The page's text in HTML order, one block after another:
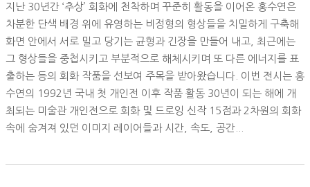
지난 30년간 ‘추상’ 회화에 천착하며 꾸준히 활동을 이어온 홍수연은
차분한 단색 배경 위에 유영하는 비정형의 형상들을 치밀하게 구축해
화면 안에서 서로 밀고 당기는 균형과 긴장을 만들어 내고, 최근에는
그 형상들을 중첩시키고 부분적으로 해체시키며 또 다른 에너지를 표
출하는 등의 회화 작품을 선보여 주목을 받아왔습니다. 이번 전시는 홍
수연의 1992년 국내 첫 개인전 이후 작품 활동 30년이 되는 해에 개
최되는 미술관 개인전으로 회화 및 드로잉 신작 15점과 2차원의 회화
속에 숨겨져 있던 이미지 레이어들과 시간, 속도, 공간...